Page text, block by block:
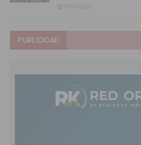
09/06/2026
PUBLICIDAD